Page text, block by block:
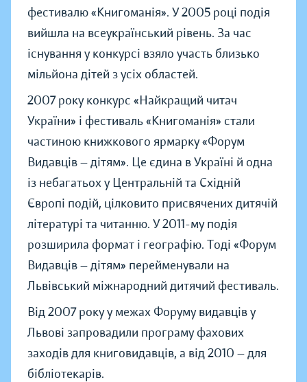
фестивалю «Книгоманія». У 2005 році подія
вийшла на всеукраїнський рівень. За час
існування у конкурсі взяло участь близько
мільйона дітей з усіх областей.
2007 року конкурс «Найкращий читач
України» і фестиваль «Книгоманія» стали
частиною книжкового ярмарку «Форум
Видавців — дітям». Це єдина в Україні й одна
із небагатьох у Центральній та Східній
Європі подій, цілковито присвячених дитячій
літературі та читанню. У 2011-му подія
розширила формат і географію. Тоді «Форум
Видавців — дітям» перейменували на
Львівський міжнародний дитячий фестиваль.
Від 2007 року у межах Форуму видавців у
Львові запровадили програму фахових
заходів для книговидавців, а від 2010 — для
бібліотекарів.